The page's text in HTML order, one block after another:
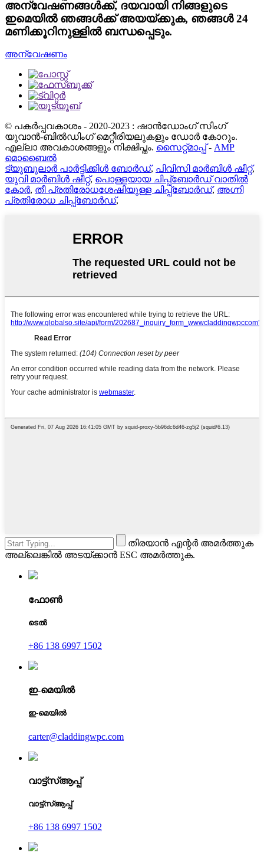
അന്വേഷണങ്ങൾക്ക്, ദയവായി നിങ്ങളുടെ
ഇമെയിൽ ഞങ്ങൾക്ക് അയയ്ക്കുക, ഞങ്ങൾ 24
മണിക്കൂറിനുള്ളിൽ ബന്ധപ്പെടും.
അന്വേഷണം
© പകർപ്പവകാശം - 2020-2023 : ഷാൻഡോംഗ് സിംഗ്
യുവാൻ-ബിൽഡിംഗ് മെറ്റീരിയലുകളും ഡോർ കോറും.
എല്ലാ അവകാശങ്ങളും നിക്ഷിപ്തം. സൈറ്റ്മാപ്പ്- AMP
മൊബൈൽ
ട്യൂബുലാർ പാർട്ടിക്കിൾ ബോർഡ്, പിവിസി മാർബിൾ ഷീറ്റ്,
യുവി മാർബിൾ ഷീറ്റ്, പൊള്ളയായ ചിപ്പ്ബോർഡ് വാതിൽ
കോർ, തീ പ്രതിരോധശേഷിയുള്ള ചിപ്പ്ബോർഡ്, അഗ്നി
പ്രതിരോധ ചിപ്പ്ബോർഡ്,
തിരയാൻ എന്റർ അമർത്തുക
അല്ലെങ്കിൽ അടയ്ക്കാൻ ESC അമർത്തുക.
ഫോൺ
ടെൽ
+86 138 6997 1502
ഇ-മെയിൽ
ഇ-മെയിൽ
carter@claddingwpc.com
വാട്ട്‌സ്ആപ്പ്
വാട്ട്‌സ്ആപ്പ്
+86 138 6997 1502